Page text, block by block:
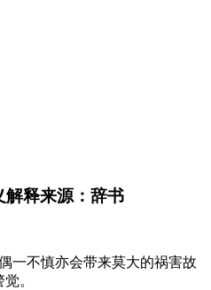
解释来源：辞书
一不慎亦会带来莫大的祸害故
。